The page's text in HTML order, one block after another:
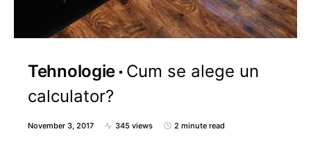
Tehnologie Cum se alege un
calculator?
November 3, 2017 345 views 2 minute read